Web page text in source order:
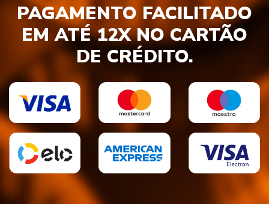
PAGAMENTO FACILITADO
EM ATÉ 12X NO CARTÃO
DE CRÉDITO.